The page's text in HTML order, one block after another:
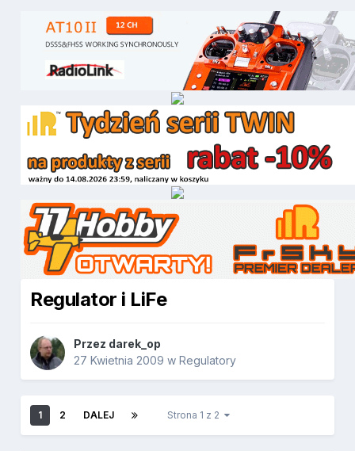
Regulator i LiFe
Przez darek_op
27 Kwietnia 2009 wRegulatory
1 2 DALEJ Strona 1 z 2